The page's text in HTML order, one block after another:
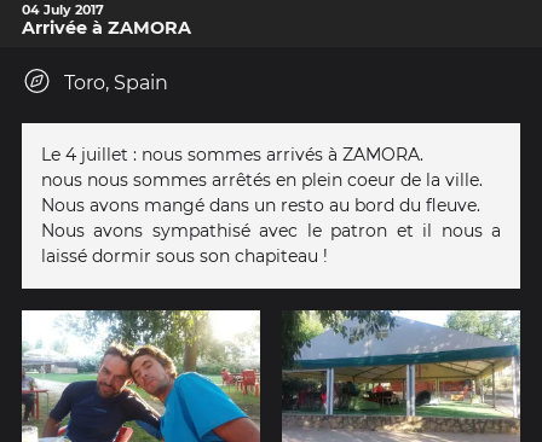
04 July 2017
Arrivée à ZAMORA
Toro, Spain
Le 4 juillet : nous sommes arrivés à ZAMORA.
nous nous sommes arrêtés en plein coeur de la ville.
Nous avons mangé dans un resto au bord du fleuve.
Nous avons sympathisé avec le patron et il nous a
laissé dormir sous son chapiteau !